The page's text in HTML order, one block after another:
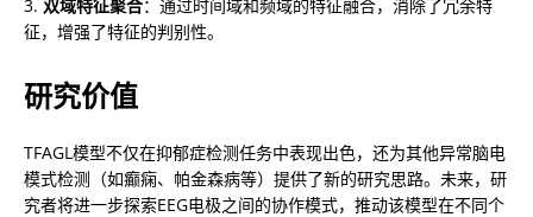
3. 双域特征聚合：通过时间域和频域的特征融合，消除了冗余特
征，增强了特征的判别性。
研究价值
TFAGL模型不仅在抑郁症检测任务中表现出色，还为其他异常脑电
模式检测（如癫痫、帕金森病等）提供了新的研究思路。未来，研
究者将进一步探索EEG电极之间的协作模式，推动该模型在不同个